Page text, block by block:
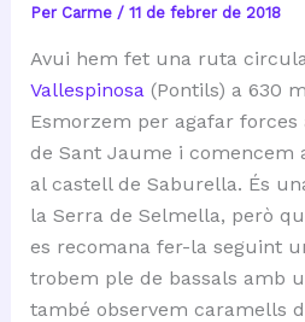
Per Carme / 11 de febrer de 2018
Avui hem fet una ruta
Vallespinosa(Pontils) a 630
Esmorzem per agafar forces
de Sant Jaume i comencem
al castell de Saburella. És
la Serra de Selmella, però
es recomana fer-la seguint
trobem ple de bassals amb
també observem caramells